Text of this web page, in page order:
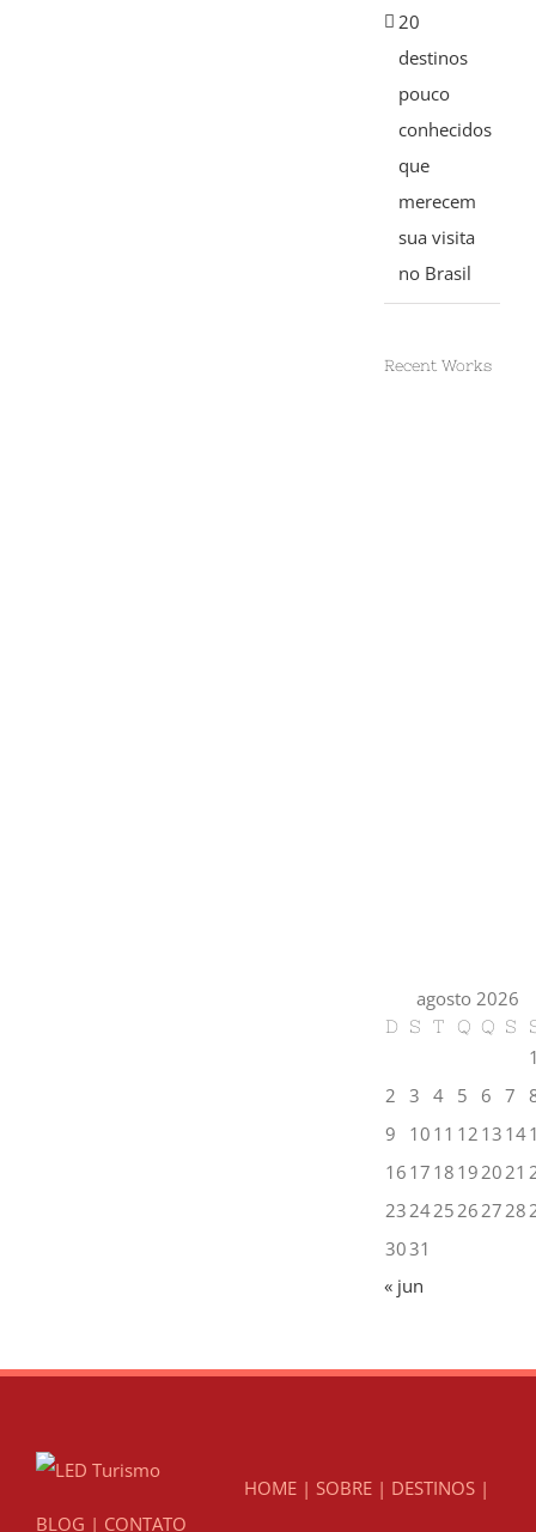
20
destinos
pouco
conhecidos
que
merecem
sua visita
no Brasil
Recent Works
agosto 2026
D S T Q Q S
2 3 4 5 6 7
9
10 11 12 13 14
16 17 18 19 20 21
23 2425 26 27 28
3031
« jun
HOME | SOBRE | DESTINOS |
BLOG | CONTATO